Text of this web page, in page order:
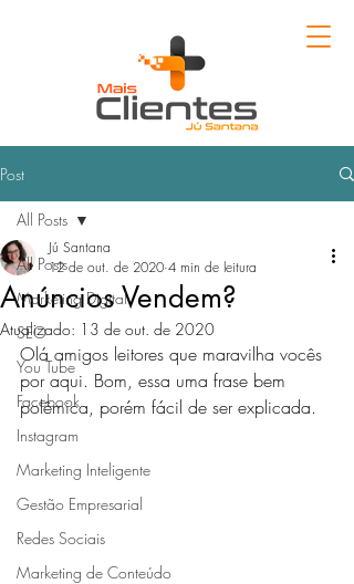
Post
All Posts
Marketing Digital
SEO
You Tube
Facebook
Instagram
Marketing Inteligente
Gestão Empresarial
Redes Sociais
Marketing de Conteúdo
All Posts
Anúncios Vendem?
Jú Santana
12 de out. de 2020 4 min de leitura
Atualizado: 13 de out. de 2020
Olá amigos leitores que maravilha vocês
por aqui. Bom, essa uma frase bem
polêmica, porém fácil de ser explicada.